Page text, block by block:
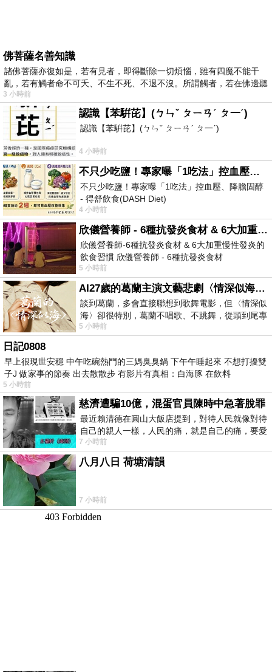
佛菩薩名善知識
諸佛菩薩亦復如是，若有見者，即得斷除一切煩惱，雖有四魔不能干
亂，若有觸者命不可夭、不生不死、不退不沒。所謂觸者，若在佛邊聽
受
3 小時前
認識【苯騈芘】(ㄅㄣˇ ㄆㄧㄢˊ ㄆ一ˊ)
認識【苯騈芘】(ㄅㄣˇ ㄆㄧㄢˊ ㄆ一ˊ)
4 小時前
不只少吃鹽！專家曝「1吃法」控血壓、降膽固醇 - 得舒飲食(DASH Diet)
不只少吃鹽！專家曝「1吃法」控血壓、降膽固醇
- 得舒飲食(DASH Diet)
https://www.facebook.com/dietitiansophia/posts/
4 小時前
欣儀營養師 - 6種抗發炎食材 & 6大加重慢性發炎的飲食習慣
欣儀營養師-6種抗發炎食材 & 6大加重慢性發炎的
飲食習慣 欣儀營養師 - 6種抗發炎食材
https://www.facebook.com/photo/?fbid=147
5 小時前
AI27歲的葛蘭主演文藝悲劇〈情深似海〉 #戀上老電影 #葛蘭 #粟子
談到葛蘭，多會直接聯想到歌舞電影，但〈情深似
海〉卻很特別，葛蘭不唱歌、不跳舞，從頭到尾專
心演戲。拍攝期間，經常工作超過12個鐘
5 小時前
日記0808
早上很現世安穩 中午吃碗熱門的三媽臭臭鍋 下午午睡起來 不想打擾雙
子J 做家事的節奏 出去散散步 有影片有真相：白海豚 在飲料
5 小時前
慈濟遭騙10億，混蛋官員陳時中急著脫罪
最近賴清德在圓山大飯店提到，對待人民就像對待
自己的親人一樣，人民的痛，就是自己的痛，要愛
民如親，說的這麼好聽，實際上根本沒做
7 小時前
八月八日 荷塘清韻
7 小時前